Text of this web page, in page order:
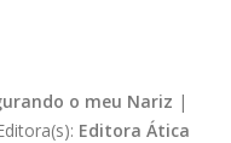
o meu Nariz |
Editora Ática